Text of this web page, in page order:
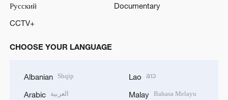
Русский
Documentary
CCTV+
CHOOSE YOUR LANGUAGE
Albanian Shqip
Arabic العربية
Lao ລາວ
Malay Bahasa Melayu